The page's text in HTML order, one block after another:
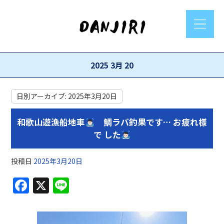
2025 3月 20
日別アーカイブ: 2025年3月20日
和歌山遊漁船地車
鯛ラバ釣果です… お疲れ様
で した
投稿日 2025年3月20日
F
a
c
X
e